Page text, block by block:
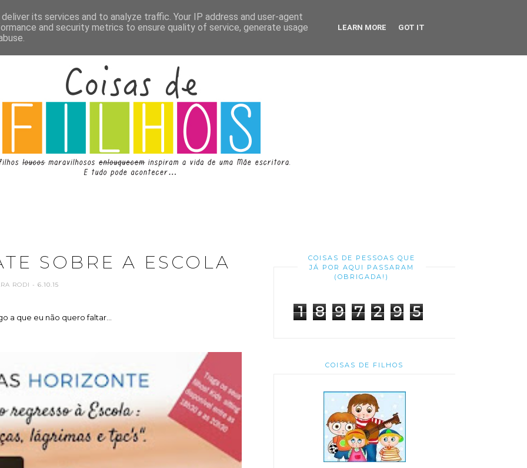
SOBRE A ESCOLA
RODI - 6.10.15
a que eu não quero faltar...
COISAS DE PESSOAS QUE
JÁ POR AQUI PASSARAM
(OBRIGADA!)
1 8 9 7 2 9 5
COISAS DE FILHOS
its services and to analyze traffic. Your IP address and user-agent
and security metrics to ensure quality of service, generate usage
LEARN MORE GOT IT